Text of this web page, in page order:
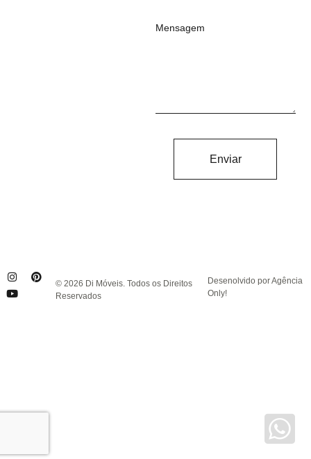
Mensagem
Enviar
© 2026 Di Móveis. Todos os Direitos
Reservados
Desenolvido por Agência
Only!